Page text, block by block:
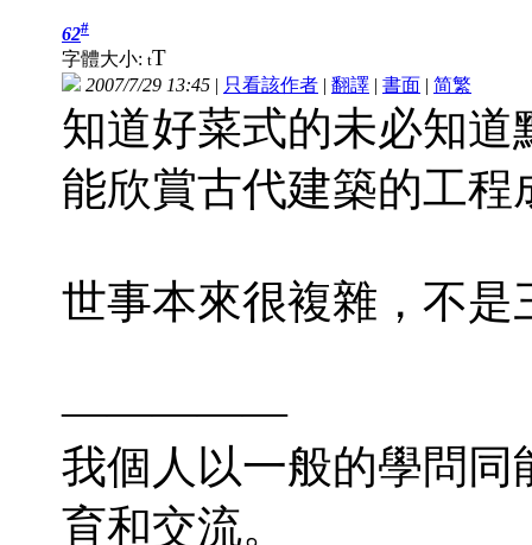
62#
字體大小: tT
2007/7/29 13:45 | 只看該作者 | 翻譯 | 書面 | 简繁
知道好菜式的未必知道
能欣賞古代建築的工
世事本來很複雜，不是
—————
我個人以一般的學問
育和交流。